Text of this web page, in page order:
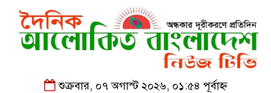
শুক্রবার, ০৭ অগাস্ট ২০২৬, ০১:৫৪ পূর্বাহ্ন